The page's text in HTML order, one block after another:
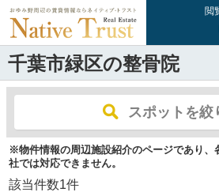
閲
千葉市緑区の整骨院
スポットを絞
※物件情報の周辺施設紹介のページであり、
社では対応できません。
該当件数1件